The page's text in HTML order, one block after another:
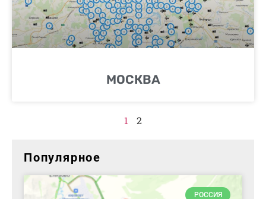
МОСКВА
1 2
Популярное
РОССИЯ